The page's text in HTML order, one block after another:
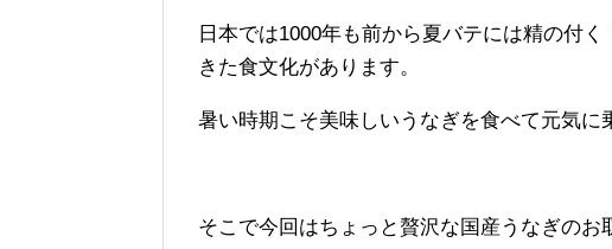
日本では1000年も前から夏バテには精の付
きた食文化があります。
暑い時期こそ美味しいうなぎを食べて元気に
そこで今回はちょっと贅沢な国産うなぎの